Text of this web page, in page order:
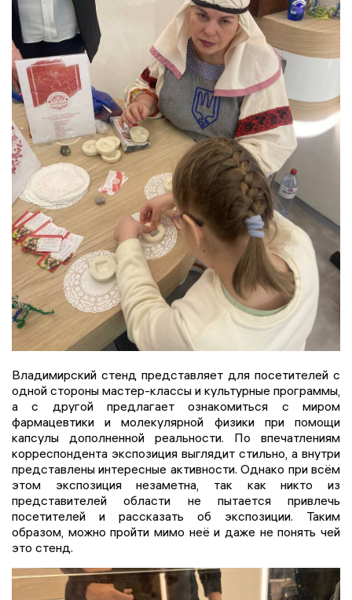
Владимирский стенд представляет для посетителей с
одной стороны мастер-классы и культурные программы,
а с другой предлагает ознакомиться с миром
фармацевтики и молекулярной физики при помощи
капсулы дополненной реальности. По впечатлениям
корреспондента экспозиция выглядит стильно, а внутри
представлены интересные активности. Однако при всём
этом экспозиция незаметна, так как никто из
представителей области не пытается привлечь
посетителей и рассказать об экспозиции. Таким
образом, можно пройти мимо неё и даже не понять чей
это стенд.